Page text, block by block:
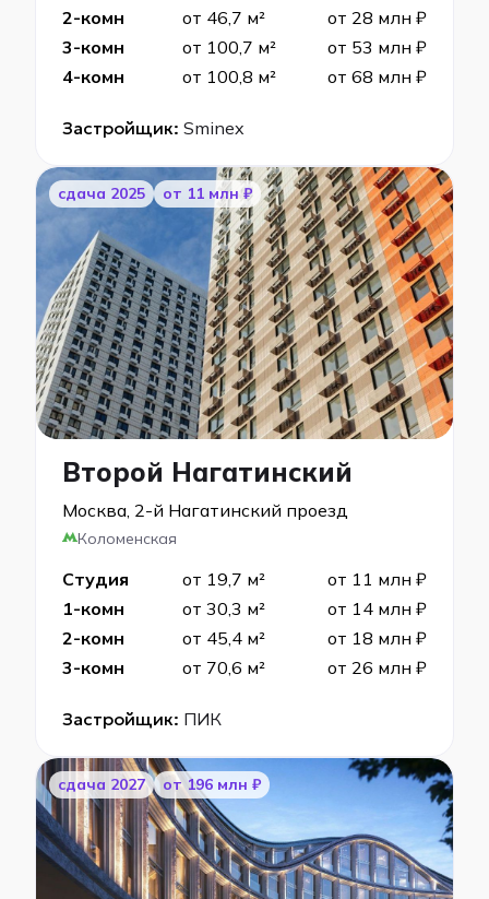
2-комн
от 46,7 м²
от 28 млн ₽
3-комн
от 100,7 м²
от 53 млн ₽
4-комн
от 100,8 м² от 68 млн ₽
Застройщик: Sminex
cдача 2025 от 11 млн ₽
Второй Нагатинский
Москва, 2-й Нагатинский проезд
Коломенская
Студия от 19,7 м²
от 11 млн ₽
1-комн
от 30,3 м²
от 14 млн ₽
2-комн
от 45,4 м²
от 18 млн ₽
3-комн
от 70,6 м² от 26 млн ₽
Застройщик: ПИК
cдача 2027 от 196 млн ₽